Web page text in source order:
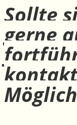
Sollte
gerne